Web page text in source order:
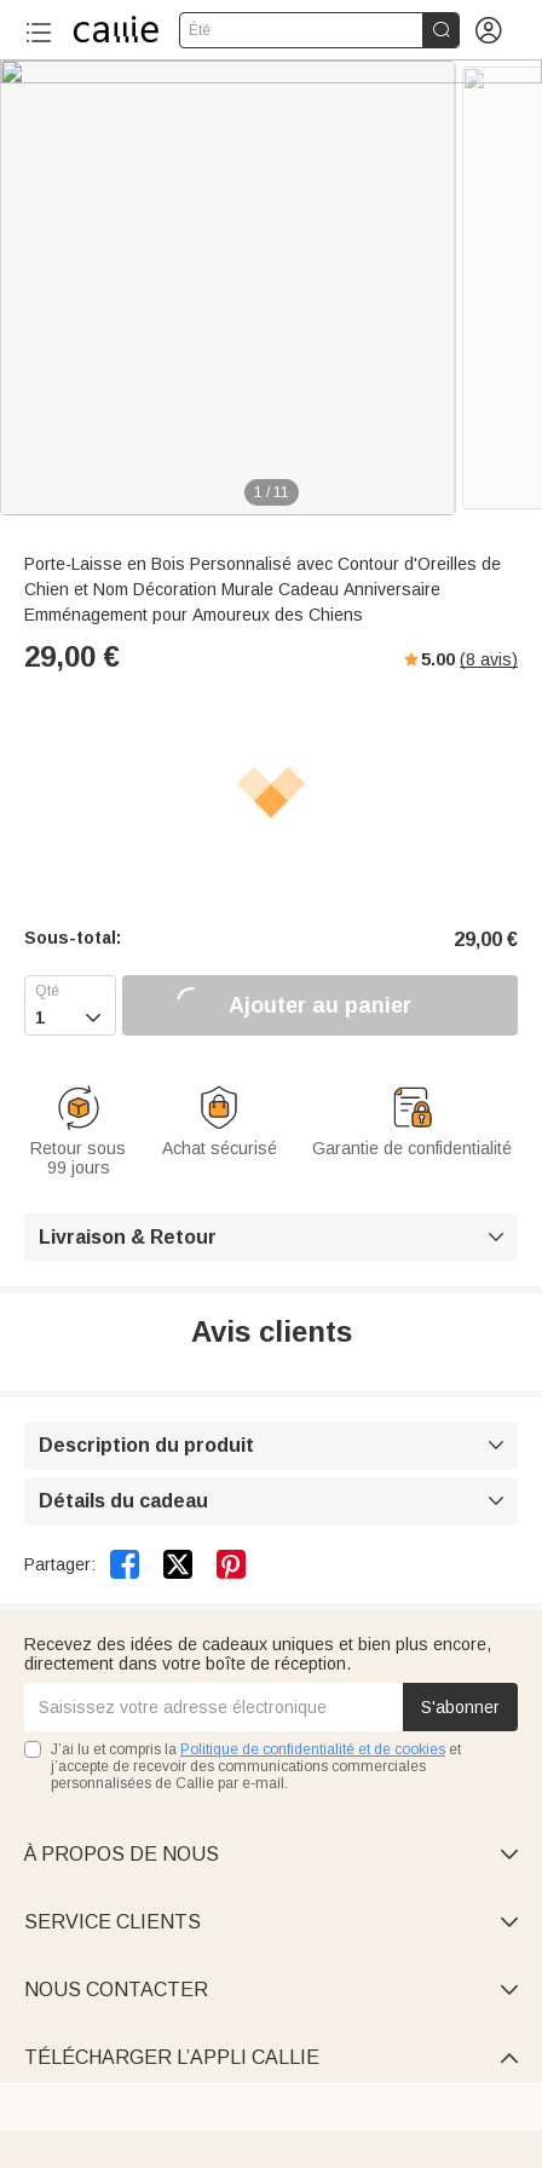
Été  
1 / 11
Porte-Laisse en Bois Personnalisé avec Contour d'Oreilles de
Chien et Nom Décoration Murale Cadeau Anniversaire
Emménagement pour Amoureux des Chiens
29,00 € 5.00 (8 avis)
Sous-total: 29,00 €
 Ajouter au panier
Retour sous
99 jours
Achat sécurisé Garantie de confidentialité
Livraison & Retour 
Avis clients
Description du produit 
Détails du cadeau 
Partager:  
Recevez des idées de cadeaux uniques et bien plus encore,
directement dans votre boîte de réception.
S'abonner
J’ai lu et compris la Politique de confidentialité et de cookies et
j’accepte de recevoir des communications commerciales
personnalisées de Callie par e-mail.
À PROPOS DE NOUS 
SERVICE CLIENTS 
NOUS CONTACTER 
TÉLÉCHARGER L’APPLI CALLIE 